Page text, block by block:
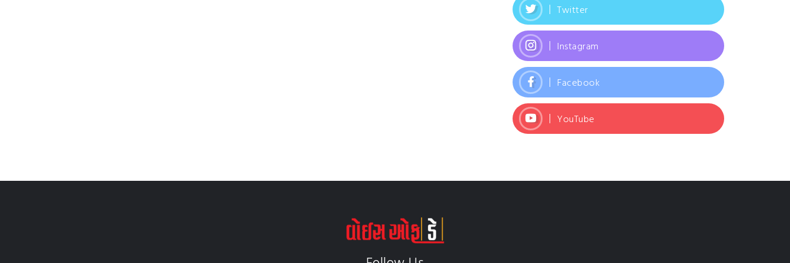
Twitter
Instagram
Facebook
YouTube